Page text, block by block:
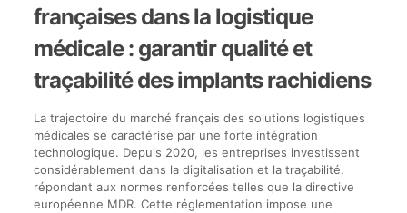
françaises dans la logistique
médicale : garantir qualité et
traçabilité des implants rachidiens
La trajectoire du marché français des solutions logistiques
médicales se caractérise par une forte intégration
technologique. Depuis 2020, les entreprises investissent
considérablement dans la digitalisation et la traçabilité,
répondant aux normes renforcées telles que la directive
européenne MDR. Cette réglementation impose une